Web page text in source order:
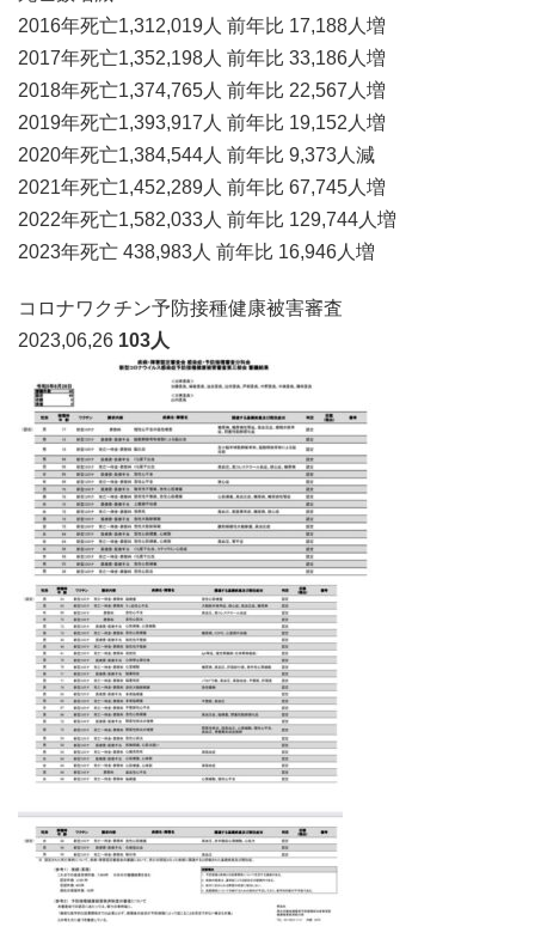
2016年死亡1,312,019人 前年比 17,188人増
2017年死亡1,352,198人 前年比 33,186人増
2018年死亡1,374,765人 前年比 22,567人増
2019年死亡1,393,917人 前年比 19,152人増
2020年死亡1,384,544人 前年比 9,373人減
2021年死亡1,452,289人 前年比 67,745人増
2022年死亡1,582,033人 前年比 129,744人増
2023年死亡 438,983人 前年比 16,946人増
コロナワクチン予防接種健康被害審査
2023,06,26 103人